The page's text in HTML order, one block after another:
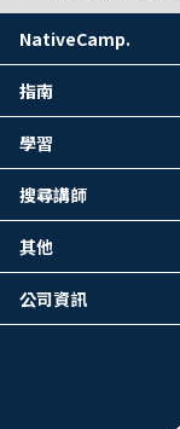
NativeCamp.
指南
學習
搜尋講師
其他
公司資訊